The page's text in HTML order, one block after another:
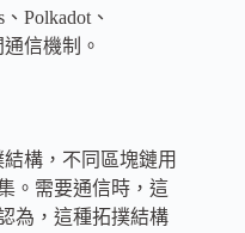
Polkadot、
信機制。
構，不同區塊鏈用
。需要通信時，這
為，這種拓撲結構